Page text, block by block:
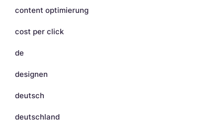
content optimierung
cost per click
de
designen
deutsch
deutschland